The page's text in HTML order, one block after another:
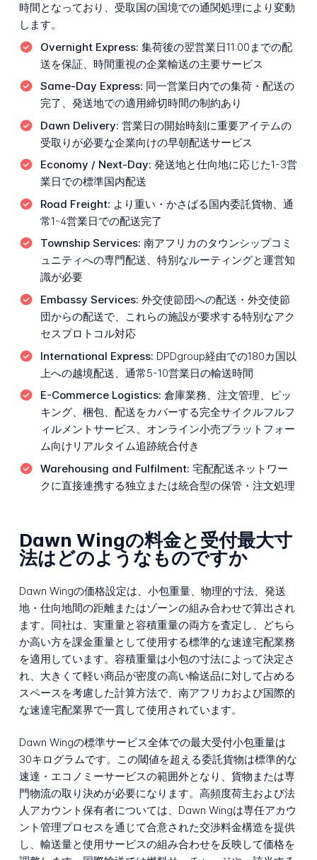
時間となっており、受取国の国境での通関処理により変動
します。
Overnight Express: 集荷後の翌営業日11:00までの配
送を保証、時間重視の企業輸送の主要サービス
Same-Day Express: 同一営業日内での集荷・配送の
完了、発送地での適用締切時間の制約あり
Dawn Delivery: 営業日の開始時刻に重要アイテムの
受取りが必要な企業向けの早朝配送サービス
Economy / Next-Day: 発送地と仕向地に応じた1-3営
業日での標準国内配送
Road Freight: より重い・かさばる国内委託貨物、通
常1-4営業日での配送完了
Township Services: 南アフリカのタウンシップコミ
ュニティへの専門配送、特別なルーティングと運営知
識が必要
Embassy Services: 外交使節団への配送・外交使節
団からの配送で、これらの施設が要求する特別なアク
セスプロトコル対応
International Express: DPDgroup経由での180カ国以
上への越境配送、通常5-10営業日の輸送時間
E-Commerce Logistics: 倉庫業務、注文管理、ピッ
キング、梱包、配送をカバーする完全サイクルフルフ
ィルメントサービス、オンライン小売プラットフォー
ム向けリアルタイム追跡統合付き
Warehousing and Fulfilment: 宅配配送ネットワー
クに直接連携する独立または統合型の保管・注文処理
Dawn Wingの料金と受付最大寸
法はどのようなものですか
Dawn Wingの価格設定は、小包重量、物理的寸法、発送
地・仕向地間の距離またはゾーンの組み合わせで算出され
ます。同社は、実重量と容積重量の両方を査定し、どちら
か高い方を課金重量として使用する標準的な速達宅配業務
を適用しています。容積重量は小包の寸法によって決定さ
れ、大きくて軽い商品が密度の高い輸送品に対して占める
スペースを考慮した計算方法で、南アフリカおよび国際的
な速達宅配業界で一貫して使用されています。
Dawn Wingの標準サービス全体での最大受付小包重量は
30キログラムです。この閾値を超える委託貨物は標準的な
速達・エコノミーサービスの範囲外となり、貨物または専
門物流の取り決めが必要になります。高頻度荷主および法
人アカウント保有者については、Dawn Wingは専任アカウ
ント管理プロセスを通じて合意された交渉料金構造を提供
し、輸送量と使用サービスの組み合わせを反映して価格を